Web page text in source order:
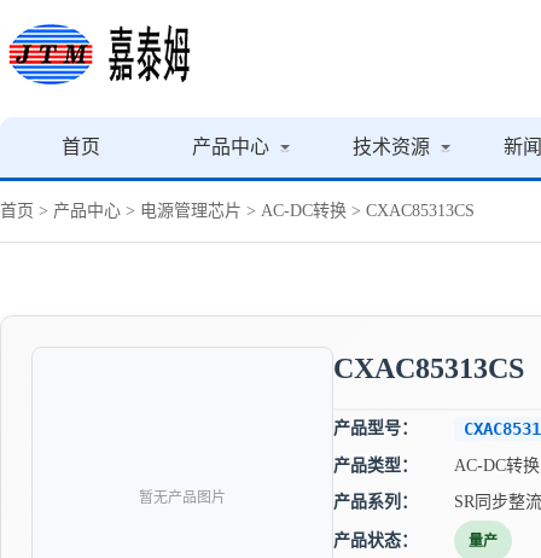
首页 产品中心 技术资源 新
首页 > 产品中心 > 电源管理芯片 > AC-DC转换 > CXAC85313CS
暂无产品图片
CXAC85313CS
产品型号：
产品类型：
AC-DC转换
产品系列：
SR同步整流
产品状态： 量产